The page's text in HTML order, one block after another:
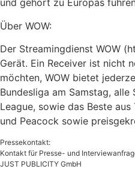
und gehört zu Europas
Über WOW:
Der Streamingdienst WOW
Gerät. Ein Receiver ist nicht
möchten, WOW bietet
Bundesliga am Samstag, alle
League, sowie das Beste
und Peacock sowie
Pressekontakt:
Kontakt für Presse- und
JUST PUBLICITY GmbH